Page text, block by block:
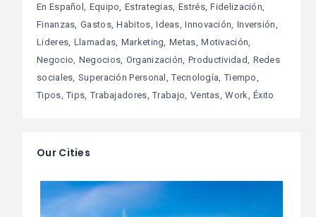
En Español Equipo Estrategias Estrés Fidelización
Finanzas Gastos Habitos Ideas Innovación Inversión
Lideres Llamadas Marketing Metas Motivación
Negocio Negocios Organización Productividad Redes
sociales Superación Personal Tecnología Tiempo
Tipos Tips Trabajadores Trabajo Ventas Work Éxito
Our Cities